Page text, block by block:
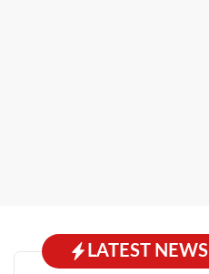
LATEST NEWS